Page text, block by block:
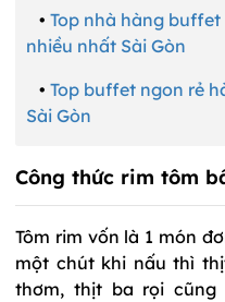
• Top nhà hàng
nhiều nhất Sài Gòn
• Top buffet ngon rẻ
Sài Gòn
Công thức rim tôm
Tôm rim vốn là 1 món
một chút khi nấu thì
thơm, thịt ba rọi cũng